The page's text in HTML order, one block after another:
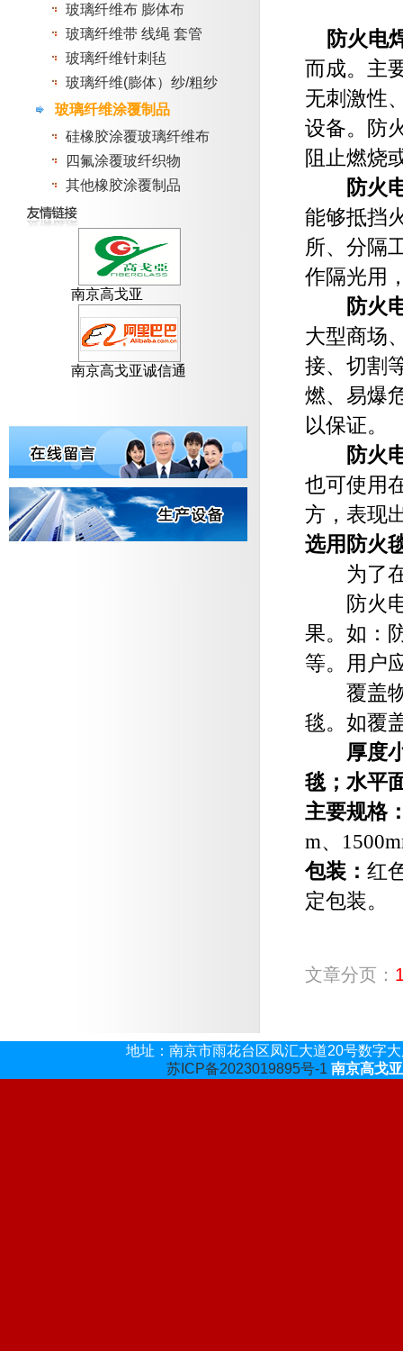
玻璃纤维布 膨体布
玻璃纤维带 线绳 套管
玻璃纤维针刺毡
玻璃纤维(膨体）纱/粗纱
玻璃纤维涂覆制品
硅橡胶涂覆玻璃纤维布
四氟涂覆玻纤织物
其他橡胶涂覆制品
南京高戈亚
南京高戈亚诚信通
防火电
而成。主
无刺激性
设备。防
阻止燃烧
防火
能够抵挡
所、分隔
作隔光用
防火
大型商场
接、切割
燃、易爆
以保证。
防火
也可使用
方，表现
选用防火
为了在
防火电
果。如：
等。用户
覆盖物
毯。如覆
厚度
毯；水平
主要规格
m、
包装： 红
定包装。
文章分页：
地址： 南京市雨花台区凤汇大道20号数字
苏ICP备2023019895号-1 南京高戈